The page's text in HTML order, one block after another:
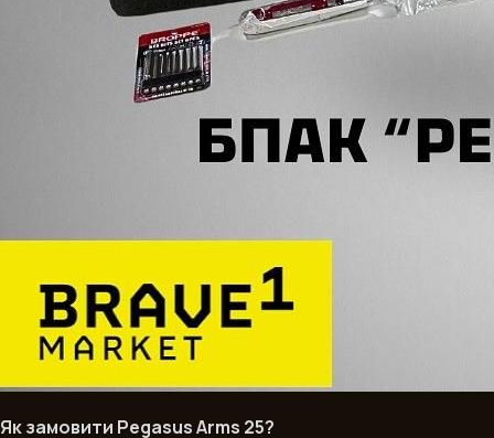
Як замовити Pegasus Arms 25?